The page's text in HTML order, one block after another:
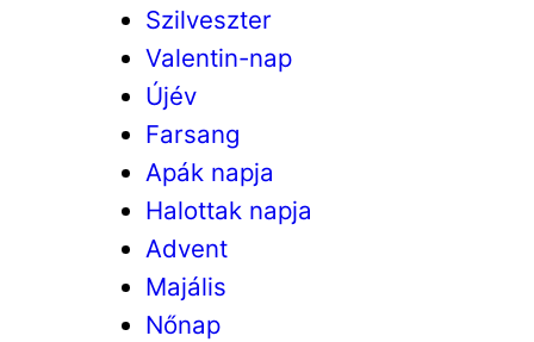
Szilveszter
Valentin-nap
Újév
Farsang
Apák napja
Halottak napja
Advent
Majális
Nőnap